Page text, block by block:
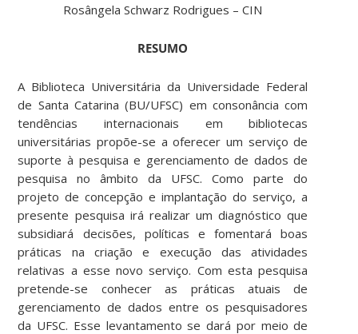
Rosângela Schwarz Rodrigues – CIN
RESUMO
A Biblioteca Universitária da Universidade Federal
de Santa Catarina (BU/UFSC) em consonância com
tendências internacionais em bibliotecas
universitárias propõe-se a oferecer um serviço de
suporte à pesquisa e gerenciamento de dados de
pesquisa no âmbito da UFSC. Como parte do
projeto de concepção e implantação do serviço, a
presente pesquisa irá realizar um diagnóstico que
subsidiará decisões, políticas e fomentará boas
práticas na criação e execução das atividades
relativas a esse novo serviço. Com esta pesquisa
pretende-se conhecer as práticas atuais de
gerenciamento de dados entre os pesquisadores
da UFSC. Esse levantamento se dará por meio de